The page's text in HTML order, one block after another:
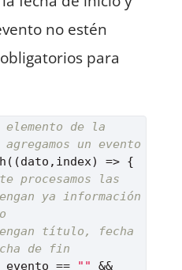
no estén
para
de la
un evento
(dato,index) =>
procesamos las
ya información
título, fecha
de fin
== ""
&&